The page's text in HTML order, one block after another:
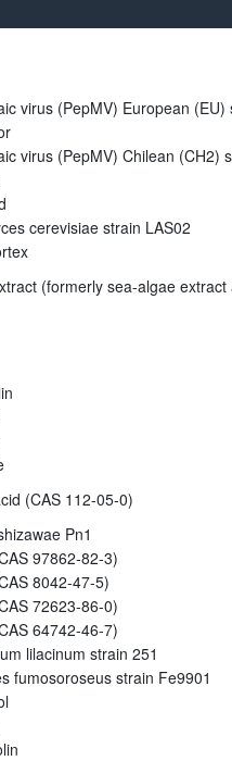
virus (PepMV) European
virus (PepMV) Chilean (CH2)
cerevisiae strain LAS02
(formerly sea-algae extract
(CAS 112-05-0)
Pn1
97862-82-3)
8042-47-5)
72623-86-0)
64742-46-7)
lilacinum strain 251
fumosoroseus strain Fe9901